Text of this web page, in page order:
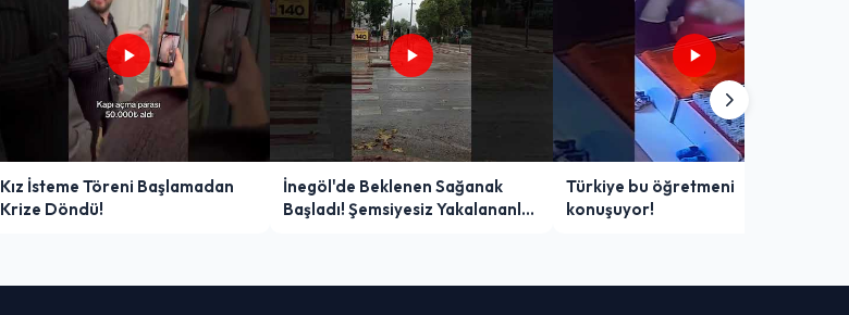
Kız İsteme Töreni Başlamadan
Krize Döndü!
İnegöl'de Beklenen Sağanak
Başladı! Şemsiyesiz Yakalananlar
Türkiye bu öğretmeni
konuşuyor!